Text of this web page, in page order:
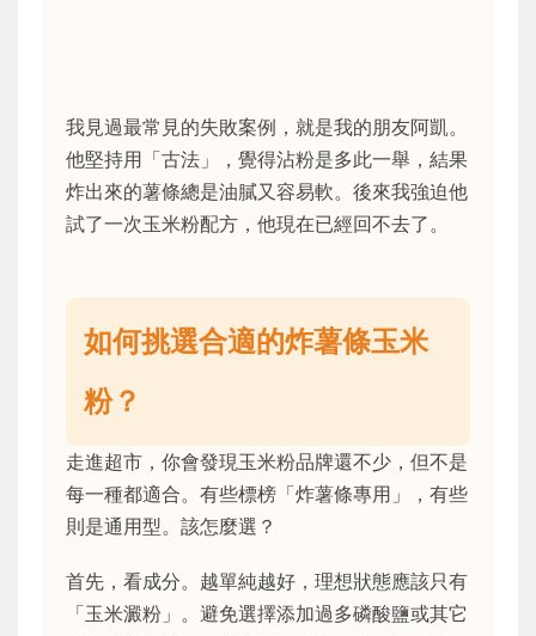
我見過最常見的失敗案例，就是我的朋友阿凱。
他堅持用「古法」，覺得沾粉是多此一舉，結果
炸出來的薯條總是油膩又容易軟。後來我強迫他
試了一次玉米粉配方，他現在已經回不去了。
如何挑選合適的炸薯條玉米
粉？
走進超市，你會發現玉米粉品牌還不少，但不是
每一種都適合。有些標榜「炸薯條專用」，有些
則是通用型。該怎麼選？
首先，看成分。越單純越好，理想狀態應該只有
「玉米澱粉」。避免選擇添加過多磷酸鹽或其它